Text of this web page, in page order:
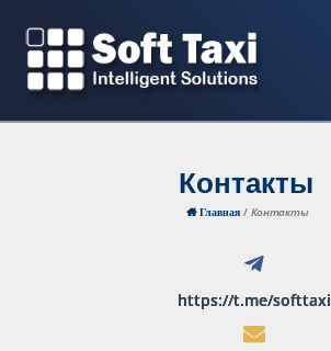
Контакты
Главная/ Контакты
https://t.me/softtaxi